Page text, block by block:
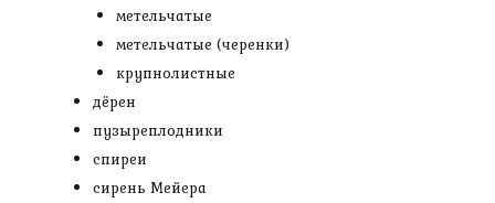
метельчатые
метельчатые (черенки)
крупнолистные
дёрен
пузыреплодники
спиреи
сирень Мейера